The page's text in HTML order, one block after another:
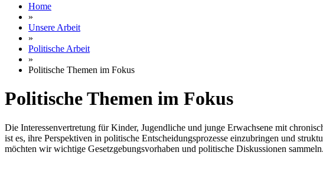
Home
»
Unsere Arbeit
»
Politische Arbeit
»
Politische Themen im Fokus
Politische Themen im Fokus
Die Interessenvertretung für Kinder, Jugendliche und junge Erwachsene mit
ist es, ihre Perspektiven in politische Entscheidungsprozesse einzubringen und
möchten wir wichtige Gesetzgebungsvorhaben und politische Diskussionen sammeln.